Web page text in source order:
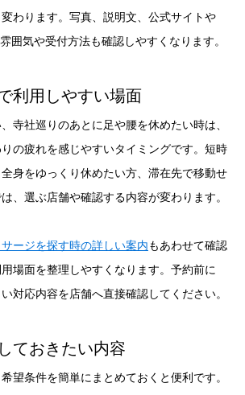
わります。写真、説明文、公式サイトや
囲気や受付方法も確認しやすくなります。
利用しやすい場面
寺社巡りのあとに足や腰を休めたい時は、
の疲れを感じやすいタイミングです。短時
身をゆっくり休めたい方、滞在先で移動せ
、選ぶ店舗や確認する内容が変わります。
ージを探す時の詳しい案内 もあわせて確認
場面を整理しやすくなります。予約前に
対応内容を店舗へ直接確認してください。
ておきたい内容
望条件を簡単にまとめておくと便利です。